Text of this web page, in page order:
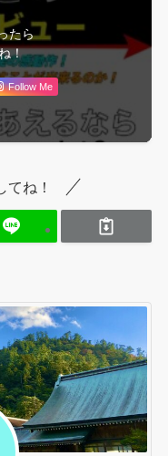
たら
！
Follow Me
てね！